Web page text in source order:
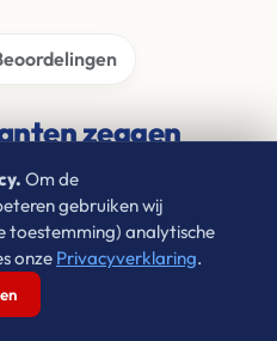
zeggen
Om de
gebruiken wij
toestemming) analytische
onze Privacyverklaring.